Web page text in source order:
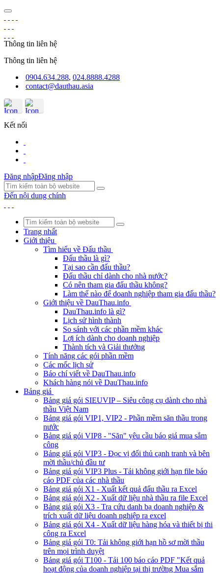
Thông tin liên hệ
Thông tin liên hệ
0904.634.288, 024.8888.4288
contact@dauthau.asia
Kết nối
Đăng nhậpĐăng nhập
Đến nội dung chính
Trang nhất
Giới thiệu
Tìm hiểu về Đấu thầu
Đấu thầu là gì?
Tại sao cần đấu thầu?
Đấu thầu chỉ dành cho nhà nước?
Có nên tham gia đấu thầu không?
Làm thế nào để doanh nghiệp tham gia đấu thầu?
Giới thiệu về DauThau.info
DauThau.info là gì?
Lịch sử hình thành
So sánh với các phần mềm khác
Lợi ích dành cho doanh nghiệp
Thành tích và Giải thưởng
Tính năng các gói phần mềm
Các mốc lịch sử
Báo chí viết về DauThau.info
Khách hàng nói về DauThau.info
Bảng giá
Bảng giá gói SIEUVIP – Siêu công cụ dành cho nhà
thầu Việt Nam
Bảng giá gói VIP1, VIP2 - Phần mềm săn thầu trong
nước
Bảng giá gói VIP8 - "Săn" yêu cầu báo giá mua sắm
công
Bảng giá gói VIP3 - Đọc vị đối thủ cạnh tranh và bên
mời thầu/chủ đầu tư
Bảng giá gói VIP3 Plus - Tải không giới hạn file báo
cáo PDF của các nhà thầu
Bảng giá gói X1 - Xuất kết quả đấu thầu ra Excel
Bảng giá gói X2 - Xuất dữ liệu nhà thầu ra file Excel
Bảng giá gói X3 - Tra cứu danh bạ doanh nghiệp &
trích xuất dữ liệu doanh nghiệp ra excel
Bảng giá gói X4 - Xuất dữ liệu hàng hóa và thiết bị thi
công ra Excel
Bảng giá gói T0: Tải không giới hạn hồ sơ mời thầu
trên mọi trình duyệt
Bảng giá gói T100 - Tải 100 báo cáo PDF "Kết quả
hoạt động của doanh nghiệp tại thị trường Mua sắm